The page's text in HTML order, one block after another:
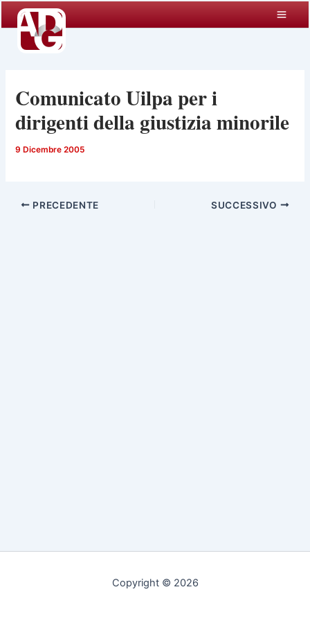
contenuto
Comunicato Uilpa per i
dirigenti della giustizia minorile
9 Dicembre 2005
PRECEDENTE SUCCESSIVO
Copyright © 2026